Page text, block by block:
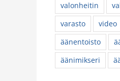
valonheitin
varasto
video
äänentoisto
äänimikseri